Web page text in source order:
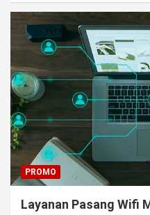
PROMO
Layanan Pasang Wifi